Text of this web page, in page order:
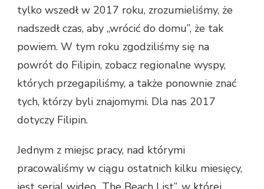
tylko wszedł w 2017 roku, zrozumieliśmy, że
nadszedł czas, aby „wrócić do domu”, że tak
powiem. W tym roku zgodziliśmy się na
powrót do Filipin, zobacz regionalne wyspy,
których przegapiliśmy, a także ponownie znać
tych, którzy byli znajomymi. Dla nas 2017
dotyczy Filipin.
Jednym z miejsc pracy, nad którymi
pracowaliśmy w ciągu ostatnich kilku miesięcy,